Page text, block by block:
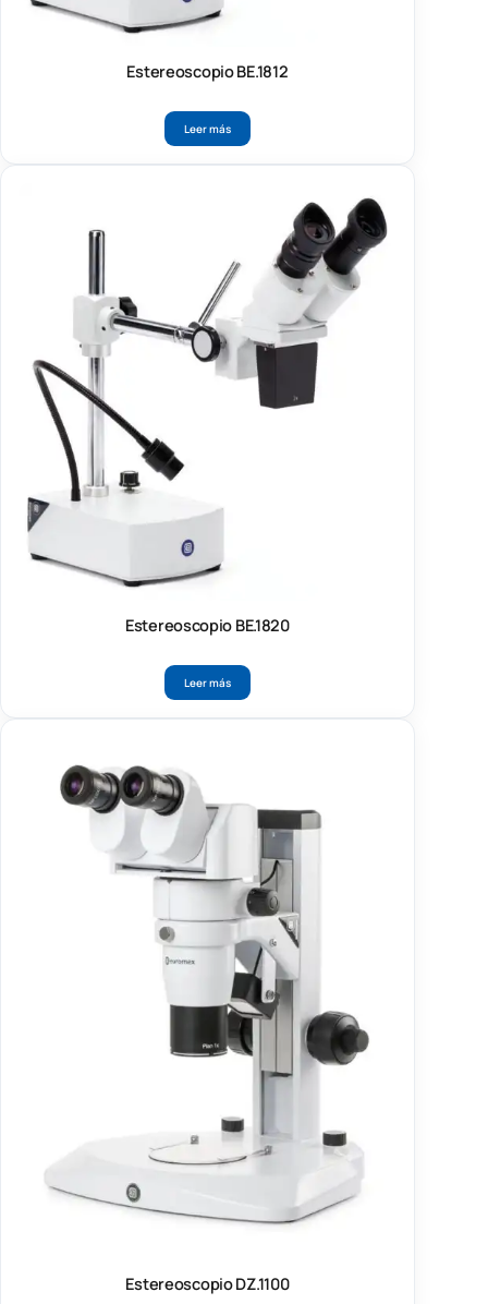
Estereoscopio BE.1812
Leer más
Estereoscopio BE.1820
Leer más
Estereoscopio DZ.1100